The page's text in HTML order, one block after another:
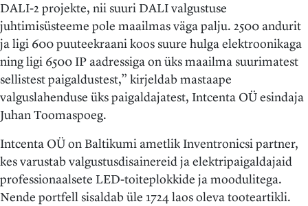
DALI-2 projekte, nii suuri DALI valgustuse
juhtimisüsteeme pole maailmas väga palju. 2500 andurit
ja ligi 600 puuteekraani koos suure hulga elektroonikaga
ning ligi 6500 IP aadressiga on üks maailma suurimatest
sellistest paigaldustest,” kirjeldab mastaape
valguslahenduse üks paigaldajatest, Intcenta OÜ esindaja
Juhan Toomaspoeg.
Intcenta OÜ on Baltikumi ametlik Inventronicsi partner,
kes varustab valgustusdisainereid ja elektripaigaldajaid
professionaalsete LED-toiteplokkide ja moodulitega.
Nende portfell sisaldab üle 1724 laos oleva tooteartikli.